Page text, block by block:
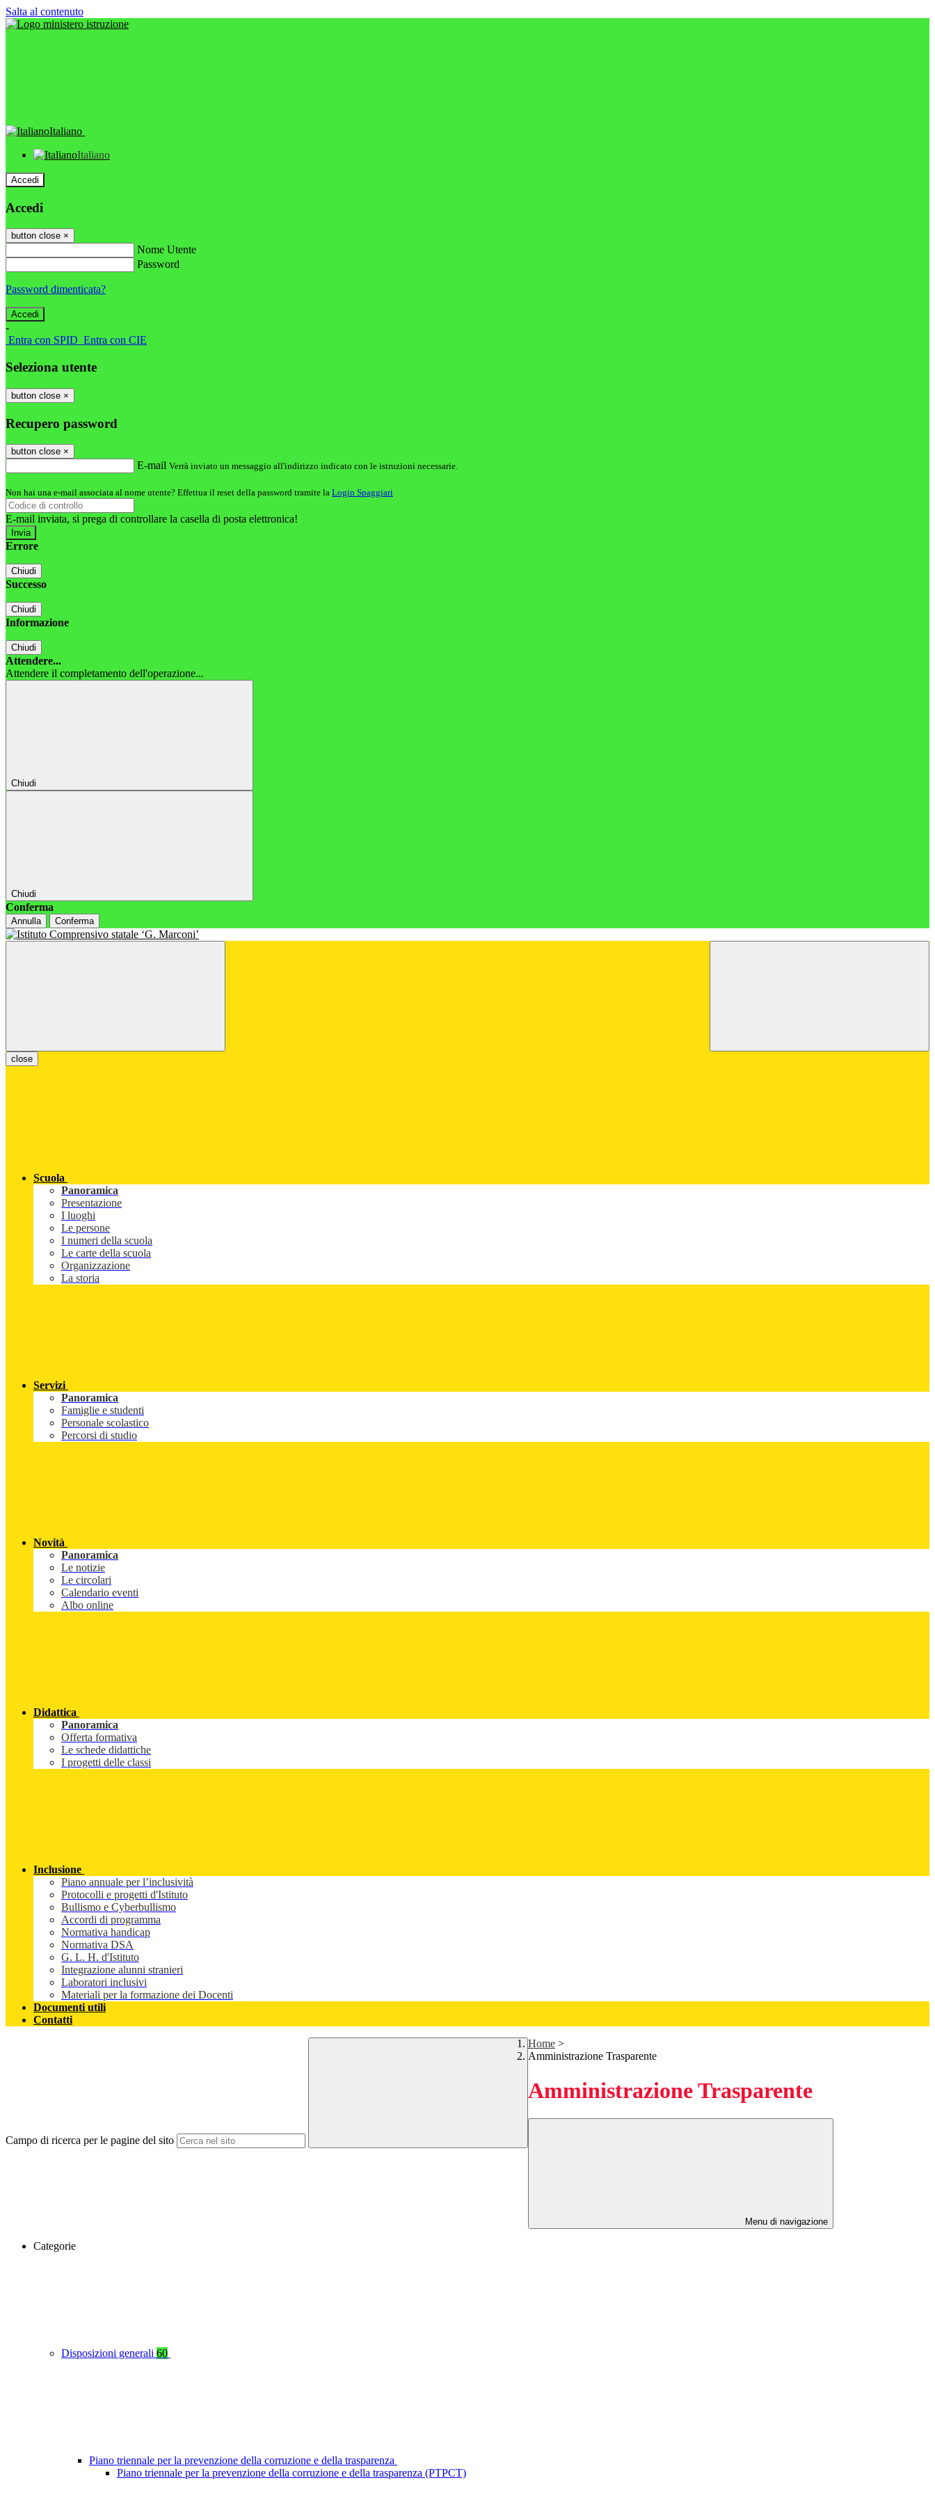
Salta al contenuto
Italiano
Italiano
Accedi
Accedi
button close ×
Nome Utente
Password
Password dimenticata?
-
Entra con SPID Entra con CIE
Seleziona utente
button close ×
Recupero password
button close ×
E-mail Verrà inviato un messaggio all'indirizzo indicato con le istruzioni necessarie.
Non hai una e-mail associata al nome utente? Effettua il reset della password tramite la Login Spaggiari
E-mail inviata, si prega di controllare la casella di posta elettronica!
Errore
Chiudi
Successo
Chiudi
Informazione
Chiudi
Attendere...
Attendere il completamento dell'operazione...
Chiudi
Chiudi
Conferma
Annulla Conferma
close
Scuola
Panoramica
Presentazione
I luoghi
Le persone
I numeri della scuola
Le carte della scuola
Organizzazione
La storia
Servizi
Panoramica
Famiglie e studenti
Personale scolastico
Percorsi di studio
Novità
Panoramica
Le notizie
Le circolari
Calendario eventi
Albo online
Didattica
Panoramica
Offerta formativa
Le schede didattiche
I progetti delle classi
Inclusione
Piano annuale per l’inclusività
Protocolli e progetti d'Istituto
Bullismo e Cyberbullismo
Accordi di programma
Normativa handicap
Normativa DSA
G. L. H. d'Istituto
Integrazione alunni stranieri
Laboratori inclusivi
Materiali per la formazione dei Docenti
Documenti utili
Contatti
Campo di ricerca per le pagine del sito
Home >
Amministrazione Trasparente
Amministrazione Trasparente
Menu di navigazione
Categorie
Disposizioni generali 60
Piano triennale per la prevenzione della corruzione e della trasparenza
Piano triennale per la prevenzione della corruzione e della trasparenza (PTPCT)